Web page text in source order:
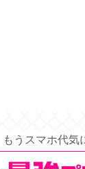
うスマホ代気